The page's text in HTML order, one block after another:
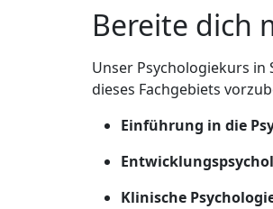
Bereite dich
Unser Psychologiekurs
dieses Fachgebiets
Einführung in die
Klinische